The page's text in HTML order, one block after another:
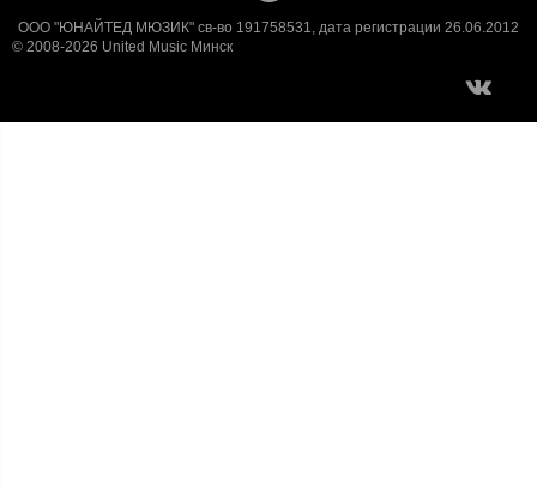
ООО "ЮНАЙТЕД МЮЗИК" св-во 191758531, дата регистрации 26.06.2012
© 2008-2026 United Music Минск